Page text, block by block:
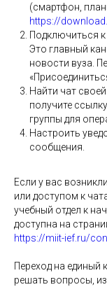
(смартфон,
https://
Подключиться к
Это главный
новости вуза.
Найти чат
получите
группы для
Настроить
сообщения.
Если у вас
или доступом к
учебный отдел к
доступна на
https://miit-ief.ru/
Переход на единый
решать вопросы,